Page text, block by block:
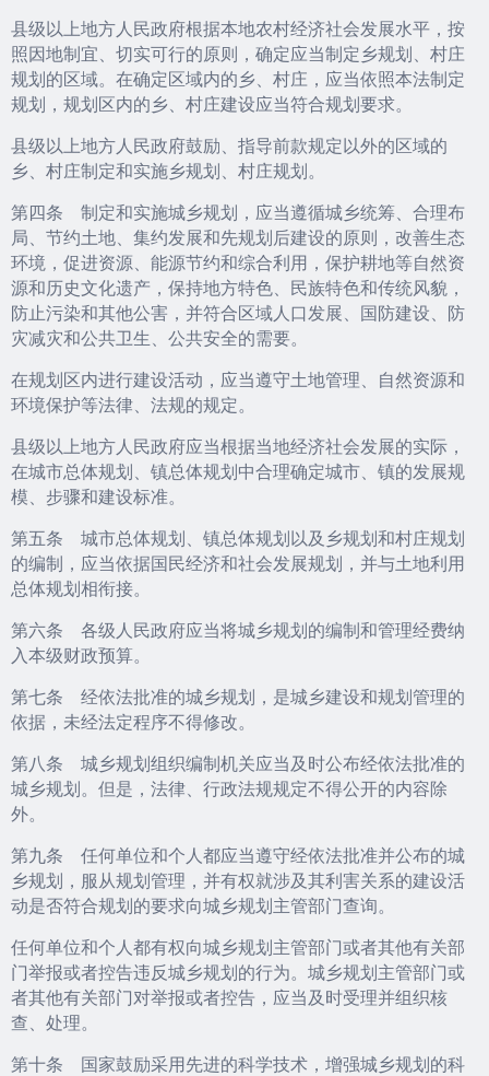
县级以上地方人民政府根据本地农村经济社会发展水平，按
照因地制宜、切实可行的原则，确定应当制定乡规划、村庄
规划的区域。在确定区域内的乡、村庄，应当依照本法制定
规划，规划区内的乡、村庄建设应当符合规划要求。
县级以上地方人民政府鼓励、指导前款规定以外的区域的
乡、村庄制定和实施乡规划、村庄规划。
第四条 制定和实施城乡规划，应当遵循城乡统筹、合理布
局、节约土地、集约发展和先规划后建设的原则，改善生态
环境，促进资源、能源节约和综合利用，保护耕地等自然资
源和历史文化遗产，保持地方特色、民族特色和传统风貌，
防止污染和其他公害，并符合区域人口发展、国防建设、防
灾减灾和公共卫生、公共安全的需要。
在规划区内进行建设活动，应当遵守土地管理、自然资源和
环境保护等法律、法规的规定。
县级以上地方人民政府应当根据当地经济社会发展的实际，
在城市总体规划、镇总体规划中合理确定城市、镇的发展规
模、步骤和建设标准。
第五条 城市总体规划、镇总体规划以及乡规划和村庄规划
的编制，应当依据国民经济和社会发展规划，并与土地利用
总体规划相衔接。
第六条 各级人民政府应当将城乡规划的编制和管理经费纳
入本级财政预算。
第七条 经依法批准的城乡规划，是城乡建设和规划管理的
依据，未经法定程序不得修改。
第八条 城乡规划组织编制机关应当及时公布经依法批准的
城乡规划。但是，法律、行政法规规定不得公开的内容除
外。
第九条 任何单位和个人都应当遵守经依法批准并公布的城
乡规划，服从规划管理，并有权就涉及其利害关系的建设活
动是否符合规划的要求向城乡规划主管部门查询。
任何单位和个人都有权向城乡规划主管部门或者其他有关部
门举报或者控告违反城乡规划的行为。城乡规划主管部门或
者其他有关部门对举报或者控告，应当及时受理并组织核
查、处理。
第十条 国家鼓励采用先进的科学技术，增强城乡规划的科